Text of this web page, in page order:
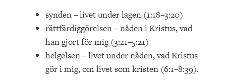
synden – livet under lagen (1:18–3:20)
rättfärdiggörelsen – nåden i Kristus, vad
han gjort för mig (3:21–5:21)
helgelsen – livet under nåden, vad Kristus
gör i mig, om livet som kristen (6:1–8:39).